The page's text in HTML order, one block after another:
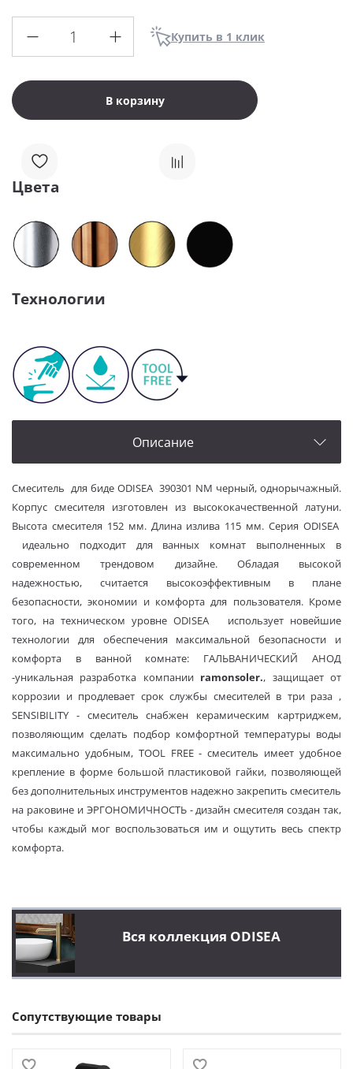
В корзину
Купить в 1 клик
Цвета
Технологии
Вся коллекция ODISEA
Описание
Смеситель для биде ODISEA 390301 NM черный, однорычажный.
Корпус смесителя изготовлен из высококачественной латуни.
Высота смесителя 152 мм. Длина излива 115 мм. Серия ODISEA
идеально подходит для ванных комнат выполненных в
современном трендовом дизайне. Обладая высокой
надежностью, считается высокоэффективным в плане
безопасности, экономии и комфорта для пользователя. Кроме
того, на техническом уровне ODISEA использует новейшие
технологии для обеспечения максимальной безопасности и
комфорта в ванной комнате: ГАЛЬВАНИЧЕСКИЙ АНОД
-уникальная разработка компании ramonsoler., защищает от
коррозии и продлевает срок службы смесителей в три раза ,
SENSIBILITY - смеситель снабжен керамическим картриджем,
позволяющим сделать подбор комфортной температуры воды
максимально удобным, TOOL FREE - смеситель имеет удобное
крепление в форме большой пластиковой гайки, позволяющей
без дополнительных инструментов надежно закрепить смеситель
на раковине и ЭРГОНОМИЧНОСТЬ - дизайн смесителя создан так,
чтобы каждый мог воспользоваться им и ощутить весь спектр
комфорта.
Сопутствующие товары